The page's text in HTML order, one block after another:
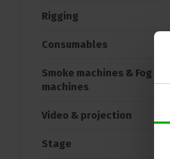
Rigging
Consumables
Smoke machines & Fog
machines
Video & projection
Stage